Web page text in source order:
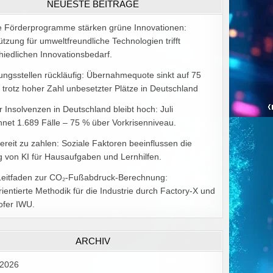
ALEX
GOODMAN
NEUESTE BEITRÄGE
Förderprogramme stärken grüne Innovationen:
für umweltfreundliche Technologien trifft
Innovationsbedarf.
rückläufig: Übernahmequote sinkt auf 75
trotz hoher Zahl unbesetzter Plätze in Deutschland
Insolvenzen in Deutschland bleibt hoch: Juli
1.689 Fälle – 75 % über Vorkrisenniveau.
zu zahlen: Soziale Faktoren beeinflussen die
von KI für Hausaufgaben und Lernhilfen.
zur CO₂-Fußabdruck-Berechnung:
Methodik für die Industrie durch Factory-X und
IWU.
ARCHIV